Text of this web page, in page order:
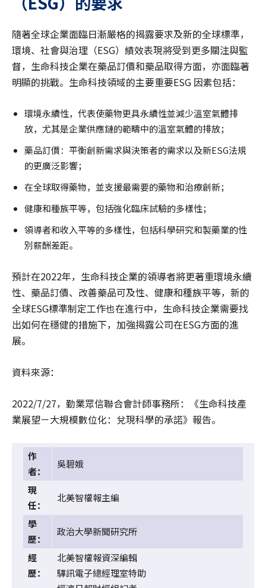
隨著全球企業面臨日漸嚴格的揭露要求及新的全球標準，
環境、社會與治理（ESG）績效表現將受到更多關注與監
督，生命科技企業在藥品訂價和藥品取得方面，亦面臨著
明顯的挑戰。生命科技領域的主要重要ESG 因素包括：
環境永續性，代表使藥物更具永續性並減少溫室氣體排
放，尤其是企業供應鏈的範疇中的溫室氣體的排放；
藥品訂價：平衡創新需求與決策者的需求以及新ESG法規
的更廣泛影響；
在全球取得藥物，並支援最需要的藥物和治療創新；
健康和種族平等，包括強化臨床試驗的多樣性；
領導者和收入平等的多樣性，包括科學研究和製藥業的性
別薪酬差距。
預計在2022年，生命科技企業的領導者將更著重環境永續
性、藥品訂價、改善藥品可及性、健康和種族平等，新的
全球ESG標準制定工作也在進行中，生命科技企業需要找
出如何在穩健的措施下，加強揭露公司在ESG方面的進
展。
資料來源：
2022/7/27，勤業眾信聯合會計師事務所：《生命科技產
業展望－大規模數位化：兌現科學的承諾》報告。
作
者：
吳碧娥
現
任：
北美智權報主編
學
歷：
政治大學新聞研究所
經
歷：
北美智權報資深編輯
驊訊電子總經理室特助